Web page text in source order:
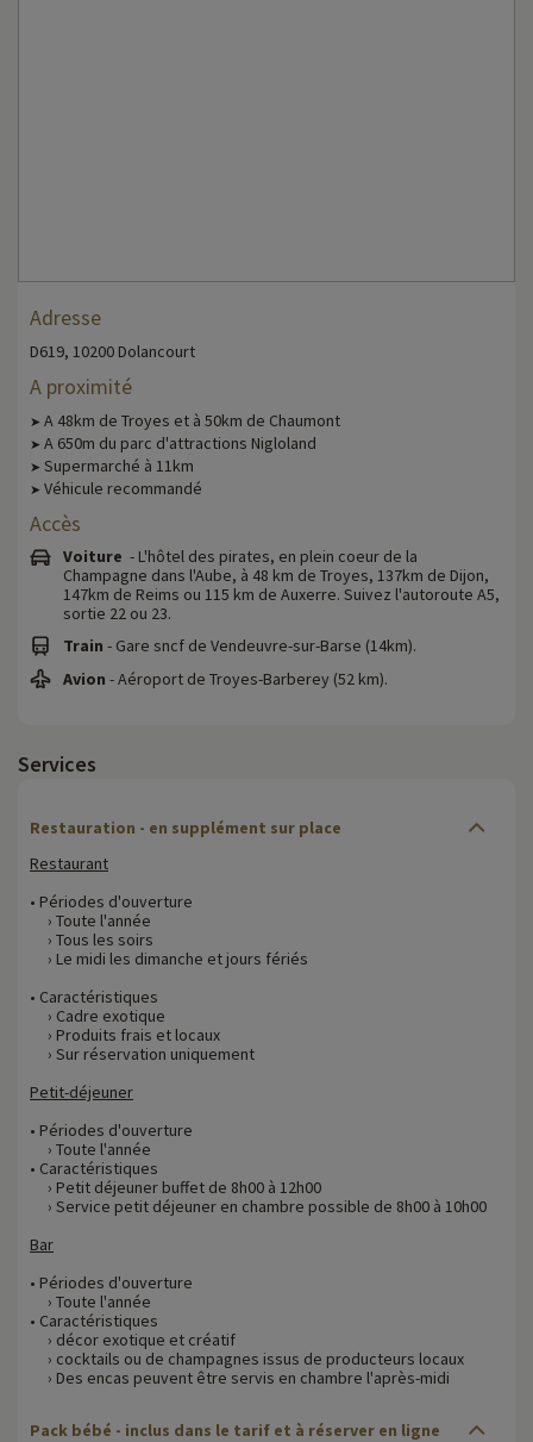
Adresse
D619, 10200 Dolancourt
A proximité
➤ A 48km de Troyes et à 50km de Chaumont
➤ A 650m du parc d'attractions Nigloland
➤ Supermarché à 11km
➤ Véhicule recommandé
Accès
Voiture - L'hôtel des pirates, en plein coeur de la
Champagne dans l'Aube, à 48 km de Troyes, 137km de Dijon,
147km de Reims ou 115 km de Auxerre. Suivez l'autoroute A5,
sortie 22 ou 23.
Train - Gare sncf de Vendeuvre-sur-Barse (14km).
Avion - Aéroport de Troyes-Barberey (52 km).
Services
Restauration - en supplément sur place
Restaurant
• Périodes d'ouverture
› Toute l'année
› Tous les soirs
› Le midi les dimanche et jours fériés
• Caractéristiques
› Cadre exotique
› Produits frais et locaux
› Sur réservation uniquement
Petit-déjeuner
• Périodes d'ouverture
› Toute l'année
• Caractéristiques
› Petit déjeuner buffet de 8h00 à 12h00
› Service petit déjeuner en chambre possible de 8h00 à 10h00
Bar
• Périodes d'ouverture
› Toute l'année
• Caractéristiques
› décor exotique et créatif
› cocktails ou de champagnes issus de producteurs locaux
› Des encas peuvent être servis en chambre l'après-midi
Pack bébé - inclus dans le tarif et à réserver en ligne